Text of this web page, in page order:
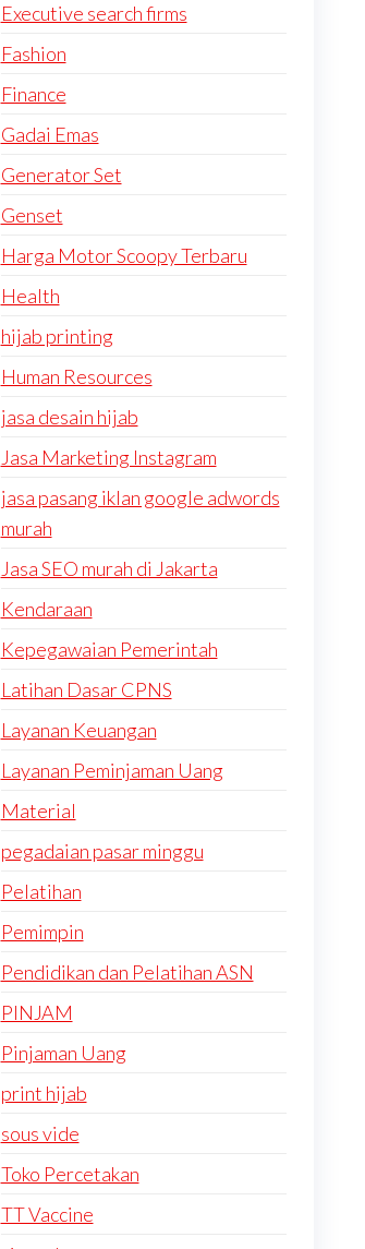
Executive search firms
Fashion
Finance
Gadai Emas
Generator Set
Genset
Harga Motor Scoopy Terbaru
Health
hijab printing
Human Resources
jasa desain hijab
Jasa Marketing Instagram
jasa pasang iklan google adwords
murah
Jasa SEO murah di Jakarta
Kendaraan
Kepegawaian Pemerintah
Latihan Dasar CPNS
Layanan Keuangan
Layanan Peminjaman Uang
Material
pegadaian pasar minggu
Pelatihan
Pemimpin
Pendidikan dan Pelatihan ASN
PINJAM
Pinjaman Uang
print hijab
sous vide
Toko Percetakan
TT Vaccine